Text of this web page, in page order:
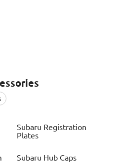
Subaru Registration
Plates
Subaru Hub Caps